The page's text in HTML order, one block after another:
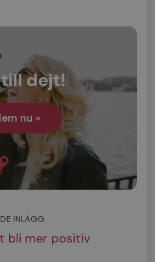
dejt!
nu »
INLÄGG
bli mer positiv